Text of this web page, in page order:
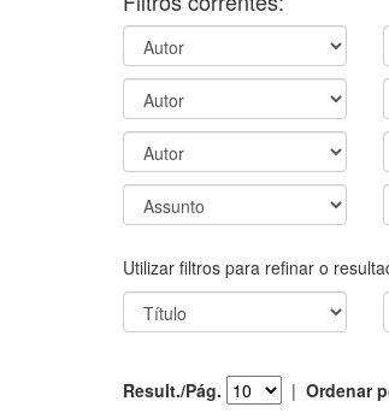
Utilizar filtros para refinar o
Result./Pág. | Ordenar